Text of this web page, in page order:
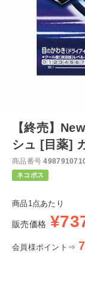
【終売】
シュ [目薬]
商品番号
ネコポス
商品1点あたり
販売価格 ¥
会員様ポイント⇒ 7